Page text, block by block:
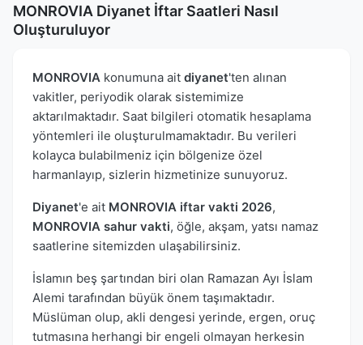
MONROVIA Diyanet İftar Saatleri Nasıl
Oluşturuluyor
MONROVIA konumuna ait diyanet'ten alınan
vakitler, periyodik olarak sistemimize
aktarılmaktadır. Saat bilgileri otomatik hesaplama
yöntemleri ile oluşturulmamaktadır. Bu verileri
kolayca bulabilmeniz için bölgenize özel
harmanlayıp, sizlerin hizmetinize sunuyoruz.
Diyanet'e ait MONROVIA iftar vakti 2026,
MONROVIA sahur vakti, öğle, akşam, yatsı namaz
saatlerine sitemizden ulaşabilirsiniz.
İslamın beş şartından biri olan Ramazan Ayı İslam
Alemi tarafından büyük önem taşımaktadır.
Müslüman olup, akli dengesi yerinde, ergen, oruç
tutmasına herhangi bir engeli olmayan herkesin